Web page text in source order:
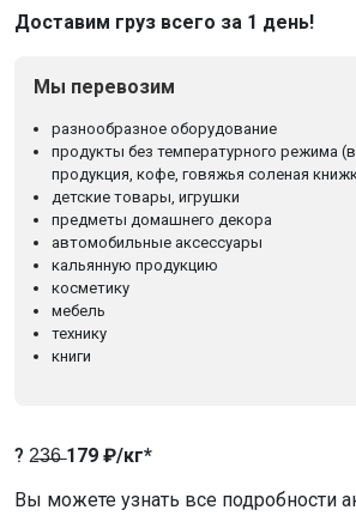
Доставим груз всего за 1 день!
Мы перевозим
разнообразное оборудование
продукты без температурного режима
продукция, кофе, говяжья соленая
детские товары, игрушки
предметы домашнего декора
автомобильные аксессуары
кальянную продукцию
косметику
мебель
технику
книги
? 2̶3̶6̶179 ₽/кг*
Вы можете узнать все подробности